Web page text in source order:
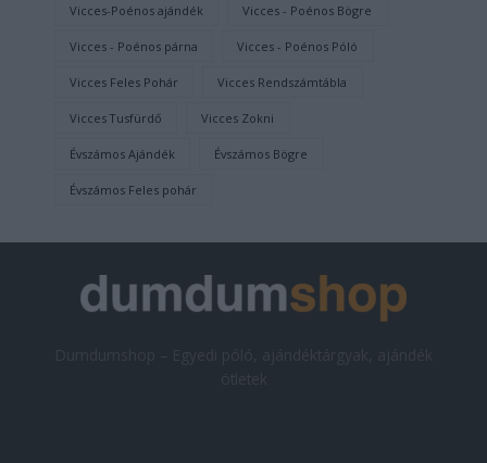
Vicces-Poénos ajándék Vicces - Poénos Bögre
Vicces - Poénos párna Vicces - Poénos Póló
Vicces Feles Pohár Vicces Rendszámtábla
Vicces Tusfürdő Vicces Zokni
Évszámos Ajándék Évszámos Bögre
Évszámos Feles pohár